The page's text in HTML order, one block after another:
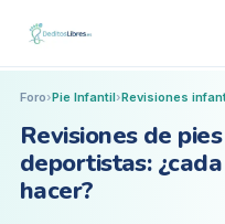
Foro›Pie Infantil›Revisiones
Revisiones de
deportistas:
hacer?